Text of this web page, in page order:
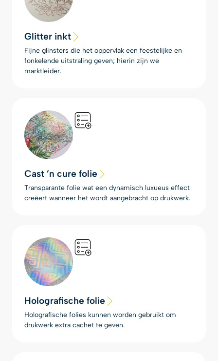
Glitter inkt
Fijne glinsters die het oppervlak een feestelijke en
fonkelende uitstraling geven; hierin zijn we
marktleider.
Cast ’n cure folie
Transparante folie wat een dynamisch luxueus effect
creëert wanneer het wordt aangebracht op drukwerk.
Holografische folie
Holografische folies kunnen worden gebruikt om
drukwerk extra cachet te geven.